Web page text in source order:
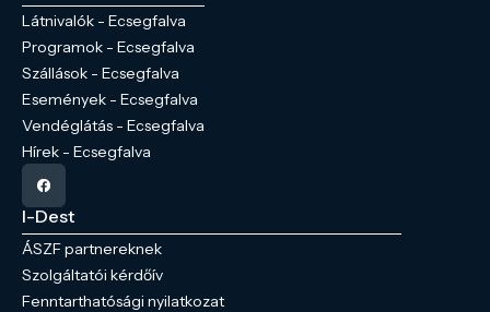
Látnivalók - Ecsegfalva
Programok - Ecsegfalva
Szállások - Ecsegfalva
Események - Ecsegfalva
Vendéglátás - Ecsegfalva
Hírek - Ecsegfalva
I-Dest
ÁSZF partnereknek
Szolgáltatói kérdőív
Fenntarthatósági nyilatkozat